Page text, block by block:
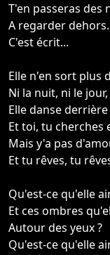
T'en passeras des
A regarder dehors.
C'est écrit...
Elle n'en sort plus
Ni la nuit, ni le jour,
Elle danse
Et toi, tu cherches
Mais y'a pas
Et tu rêves, tu
Qu'est-ce qu'elle
Et ces ombres
Autour des yeux ?
Qu'est-ce qu'elle